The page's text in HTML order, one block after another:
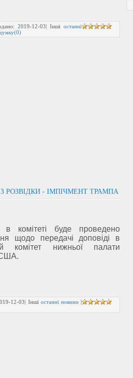
2019-12-03| Іншіостанні
РОЗВІДКИ - ІМПІЧМЕНТ ТРАМПА
комітеті буде проведено
щодо передачі доповіді в
комітет нижньої палати
США.
12-03| Інші останні новини|